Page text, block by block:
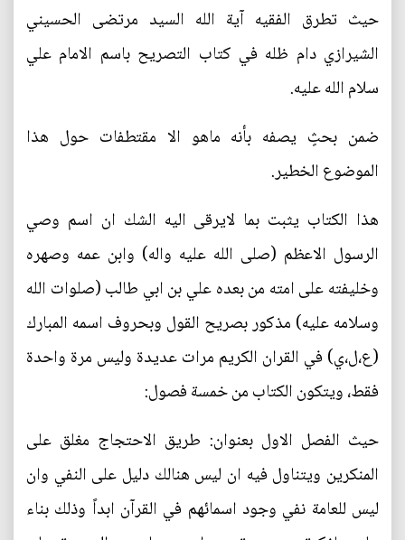
حيث تطرق الفقيه آية الله السيد مرتضى الحسيني
الشيرازي دام ظله في كتاب التصريح باسم الامام علي
سلام الله عليه.
ضمن بحثٍ يصفه بأنه ماهو الا مقتطفات حول هذا
الموضوع الخطير.
هذا الكتاب يثبت بما لايرقى اليه الشك ان اسم وصي
الرسول الاعظم (صلى الله عليه واله) وابن عمه وصهره
وخليفته على امته من بعده علي بن ابي طالب (صلوات الله
وسلامه عليه) مذكور بصريح القول وبحروف اسمه المبارك
(ع،ل،ي) في القران الكريم مرات عديدة وليس مرة واحدة
فقط، ويتكون الكتاب من خمسة فصول:
حيث الفصل الاول بعنوان: طريق الاحتجاج مغلق على
المنكرين ويتناول فيه ان ليس هنالك دليل على النفي وان
ليس للعامة نفي وجود اسمائهم في القرآن ابداً وذلك بناء